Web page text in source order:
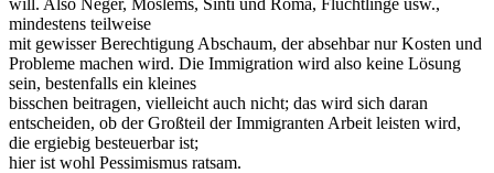
mindestens teilweise
mit gewisser Berechtigung Abschaum, der absehbar nur Kosten und
Probleme machen wird. Die Immigration wird also keine Lösung
sein, bestenfalls ein kleines
bisschen beitragen, vielleicht auch nicht; das wird sich daran
entscheiden, ob der Großteil der Immigranten Arbeit leisten wird,
die ergiebig besteuerbar ist;
hier ist wohl Pessimismus ratsam.